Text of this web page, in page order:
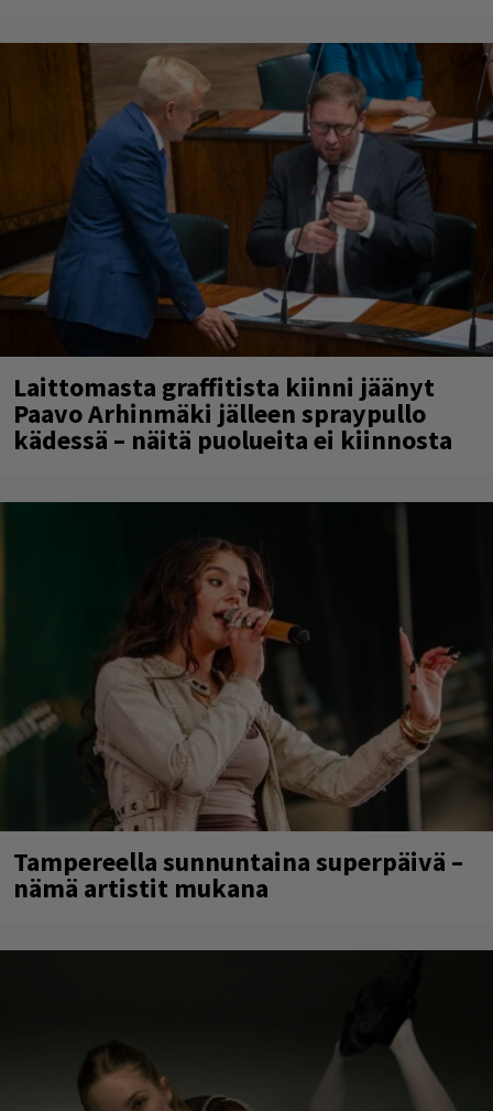
Laittomasta graffitista kiinni jäänyt
Paavo Arhinmäki jälleen spraypullo
kädessä – näitä puolueita ei kiinnosta
Tampereella sunnuntaina superpäivä –
nämä artistit mukana